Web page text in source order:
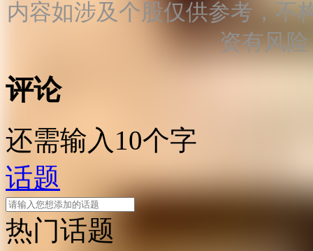
内容如涉及个股仅供参考，不
资有风
评论
还需输入10个字
话题
热门话题